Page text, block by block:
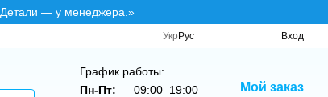
Детали — у менеджера.»
Укр Рус Вход
График работы:
Пн-Пт:
09:00–19:00
Мой заказ